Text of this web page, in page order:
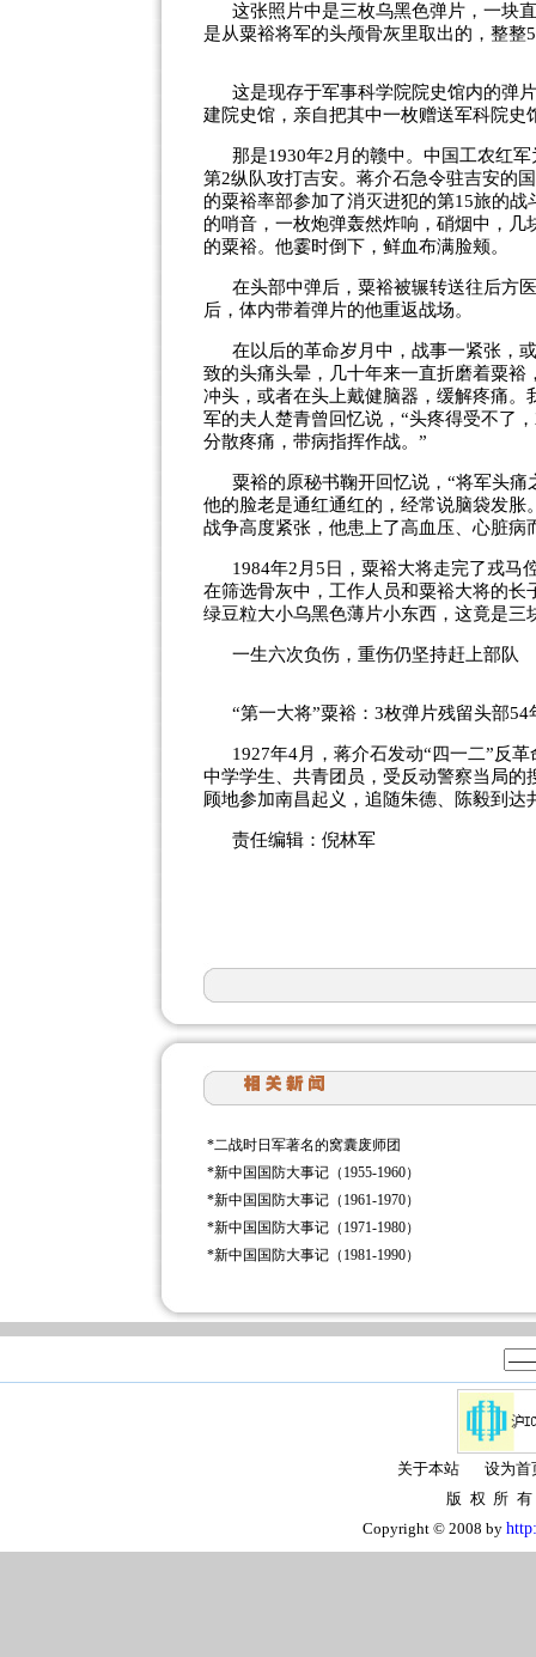
这张照片中是三枚乌黑色弹片，一块
是从粟裕将军的头颅骨灰里取出的，整整
这是现存于军事科学院院史馆内的弹
建院史馆，亲自把其中一枚赠送军科院
那是1930年2月的赣中。中国工农红
第2纵队攻打吉安。蒋介石急令驻吉安的
的粟裕率部参加了消灭进犯的第15旅的
的哨音，一枚炮弹轰然炸响，硝烟中，
的粟裕。他霎时倒下，鲜血布满脸颊。
在头部中弹后，粟裕被辗转送往后方
后，体内带着弹片的他重返战场。
在以后的革命岁月中，战事一紧张，
致的头痛头晕，几十年来一直折磨着粟
冲头，或者在头上戴健脑器，缓解疼痛
军的夫人楚青曾回忆说，“头疼得受不了
分散疼痛，带病指挥作战。”
粟裕的原秘书鞠开回忆说，“将军头
他的脸老是通红通红的，经常说脑袋发
战争高度紧张，他患上了高血压、心脏病
1984年2月5日，粟裕大将走完了戎马
在筛选骨灰中，工作人员和粟裕大将的
绿豆粒大小乌黑色薄片小东西，这竟是
一生六次负伤，重伤仍坚持赶上部队
“第一大将”粟裕：3枚弹片残留头部
1927年4月，蒋介石发动“四一二”反
中学学生、共青团员，受反动警察当局
顾地参加南昌起义，追随朱德、陈毅到达
责任编辑：倪林军
*二战时日军著名的窝囊废师团
*新中国国防大事记（1955-1960）
*新中国国防大事记（1961-1970）
*新中国国防大事记（1971-1980）
*新中国国防大事记（1981-1990）